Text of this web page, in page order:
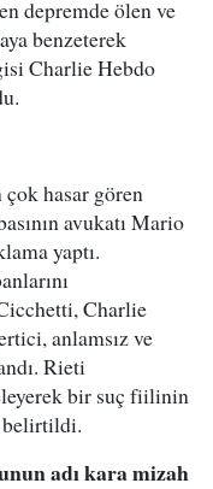
depremde ölen ve
benzeterek
Charlie Hebdo
hasar gören
avukatı Mario
yaptı.
Charlie
anlamsız ve
Rieti
bir suç fiilinin
belirtildi.
adı kara mizah